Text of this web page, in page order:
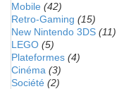
Mobile (42)
Retro-Gaming (15)
New Nintendo 3DS (11)
LEGO (5)
Plateformes (4)
Cinéma (3)
Société (2)